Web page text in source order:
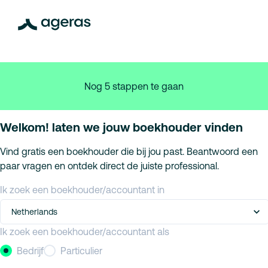
Nog 5 stappen te gaan
Welkom! laten we jouw boekhouder vinden
Vind gratis een boekhouder die bij jou past. Beantwoord een
paar vragen en ontdek direct de juiste professional.
Ik zoek een boekhouder/accountant in
Netherlands
Ik zoek een boekhouder/accountant als
Bedrijf
Particulier